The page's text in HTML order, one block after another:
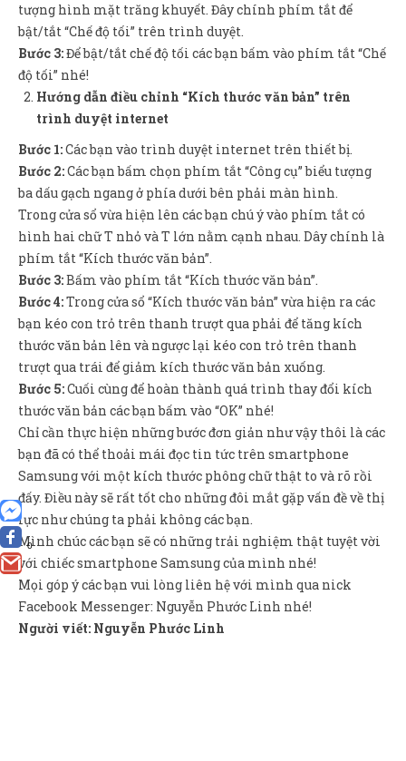
0
tượng hình mặt trăng khuyết. Đây chính phím tắt để
bật/tắt “Chế độ tối” trên trình duyệt.
Bước 3:Để bật/tắt chế độ tối các bạn bấm vào phím tắt “Chế
độ tối” nhé!
Hướng dẫn điều chỉnh “Kích thước văn bản” trên
trình duyệt internet
Bước 1:Các bạn vào trình duyệt internet trên thiết bị.
Bước 2:Các bạn bấm chọn phím tắt “Công cụ” biểu tượng
ba dấu gạch ngang ở phía dưới bên phải màn hình.
Trong cửa sổ vừa hiện lên các bạn chú ý vào phím tắt có
hình hai chữ T nhỏ và T lớn nằm cạnh nhau. Dây chính là
phím tắt “Kích thước văn bản”.
Bước 3:Bấm vào phím tắt “Kích thước văn bản”.
Bước 4:Trong cửa sổ “Kích thước văn bản” vừa hiện ra các
bạn kéo con trỏ trên thanh trượt qua phải để tăng kích
thước văn bản lên và ngược lại kéo con trỏ trên thanh
trượt qua trái để giảm kích thước văn bản xuống.
Bước 5:Cuối cùng để hoàn thành quá trình thay đổi kích
thước văn bản các bạn bấm vào “OK” nhé!
Chỉ cần thực hiện những bước đơn giản như vậy thôi là các
bạn đã có thể thoải mái đọc tin tức trên smartphone
Samsung với một kích thước phông chữ thật to và rõ rồi
đấy. Điều này sẽ rất tốt cho những đôi mắt gặp vấn đề về thị
lực như chúng ta phải không các bạn.
Mình chúc các bạn sẽ có những trải nghiệm thật tuyệt vời
với chiếc smartphone Samsung của mình nhé!
Mọi góp ý các bạn vui lòng liên hệ với mình qua nick
Facebook Messenger: Nguyễn Phước Linh nhé!
Người viết: Nguyễn Phước Linh